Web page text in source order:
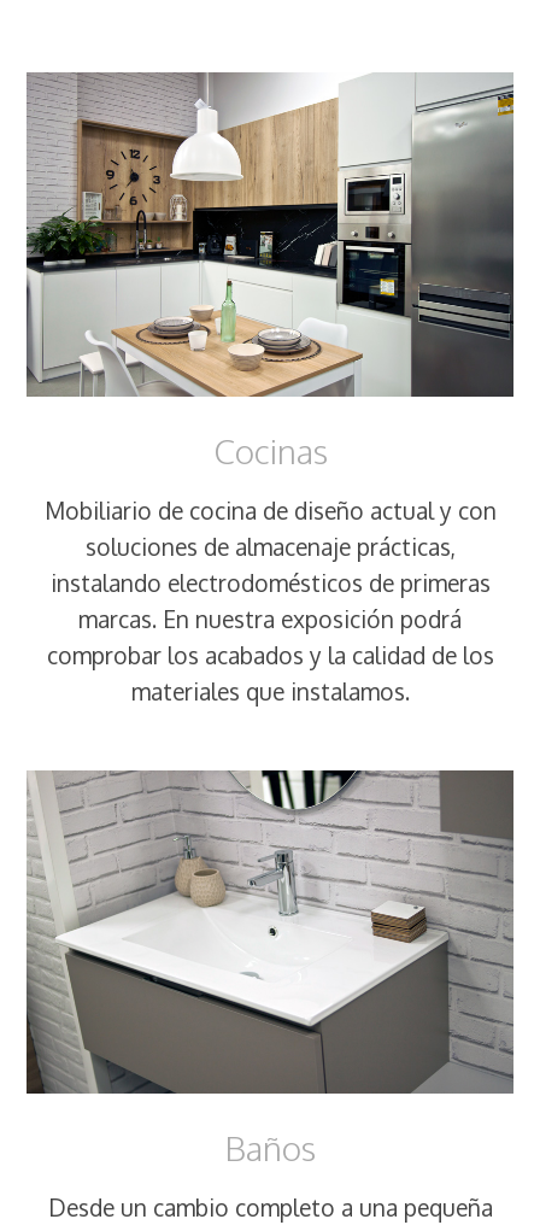
Cocinas
Mobiliario de cocina de diseño actual y con
soluciones de almacenaje prácticas,
instalando electrodomésticos de primeras
marcas. En nuestra exposición podrá
comprobar los acabados y la calidad de los
materiales que instalamos.
Baños
Desde un cambio completo a una pequeña